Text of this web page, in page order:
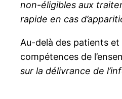
non-éligibles aux
rapide en cas
Au-delà des patients
compétences de
sur la délivrance de